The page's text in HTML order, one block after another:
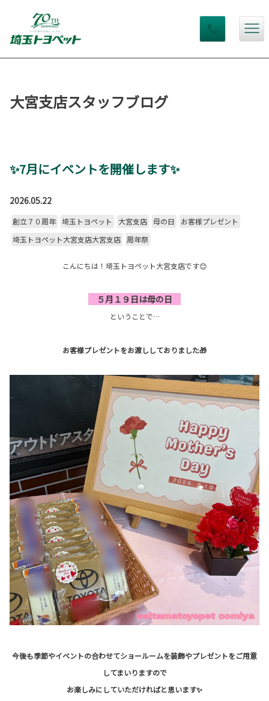
大宮支店スタッフブログ
✨7月にイベントを開催します✨
2026.05.22
創立７０周年 埼玉トヨペット 大宮支店 母の日
お客様プレゼント
埼玉トヨペット大宮支店大宮支店
周年祭
こんにちは！埼玉トヨペット大宮支店です😊
５月１９日は母の日
ということで…
お客様プレゼントをお渡ししておりました🎁
今後も季節やイベントの合わせてショールームを装飾やプレゼントをご用意
してまいりますので
お楽しみにしていただければと思います✨